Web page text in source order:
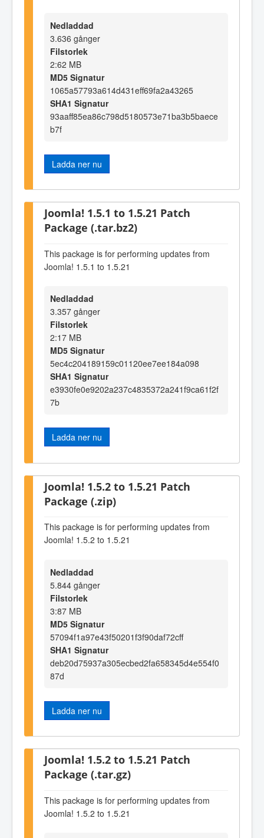
Nedladdad
3.636 gånger
Filstorlek
2:62 MB
MD5 Signatur
1065a57793a614d431eff69fa2a43265
SHA1 Signatur
93aaff85ea86c798d5180573e71ba3b5baece
b7f
Ladda ner nu
Joomla! 1.5.1 to 1.5.21 Patch
Package (.tar.bz2)
This package is for performing updates from
Joomla! 1.5.1 to 1.5.21
Nedladdad
3.357 gånger
Filstorlek
2:17 MB
MD5 Signatur
5ec4c204189159c01120ee7ee184a098
SHA1 Signatur
e3930fe0e9202a237c4835372a241f9ca61f2f
7b
Ladda ner nu
Joomla! 1.5.2 to 1.5.21 Patch
Package (.zip)
This package is for performing updates from
Joomla! 1.5.2 to 1.5.21
Nedladdad
5.844 gånger
Filstorlek
3:87 MB
MD5 Signatur
57094f1a97e43f50201f3f90daf72cff
SHA1 Signatur
deb20d75937a305ecbed2fa658345d4e554f0
87d
Ladda ner nu
Joomla! 1.5.2 to 1.5.21 Patch
Package (.tar.gz)
This package is for performing updates from
Joomla! 1.5.2 to 1.5.21